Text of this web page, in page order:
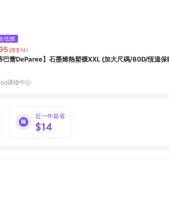
低價
(降$14)
巴蕾DeParee】石墨烯熱塑襪XXL (加大尺碼/80D/恆溫
購物中心
近一年最省
$14